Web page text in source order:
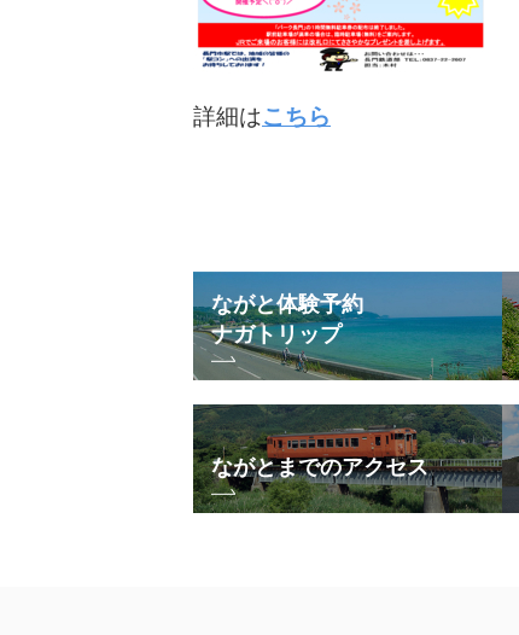
詳細はこちら
ながと体験予約
ナガトリップ
ながとまでのアクセス